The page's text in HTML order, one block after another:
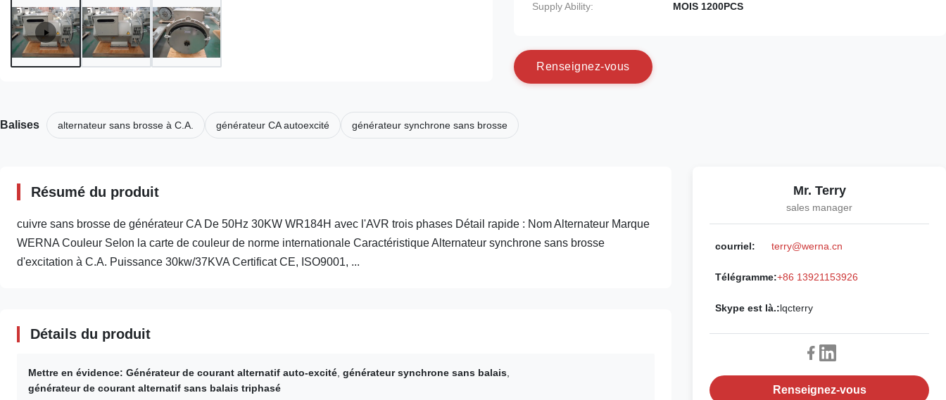
Supply Ability: MOIS 1200PCS
Renseignez-vous
Balises alternateur sans brosse à C.A. générateur CA autoexcité générateur synchrone sans brosse
Résumé du produit
cuivre sans brosse de générateur CA De 50Hz 30KW WR184H avec l'AVR trois phases Détail rapide : Nom Alternateur Marque
WERNA Couleur Selon la carte de couleur de norme internationale Caractéristique Alternateur synchrone sans brosse
d'excitation à C.A. Puissance 30kw/37KVA Certificat CE, ISO9001, ...
Détails du produit
Mettre en évidence: Générateur de courant alternatif auto-excité générateur synchrone sans balais
générateur de courant alternatif sans balais triphasé
Mr. Terry
sales manager
courriel: terry@werna.cn
Télégramme:+86 13921153926
Skype est là.:lqcterry
Renseignez-vous